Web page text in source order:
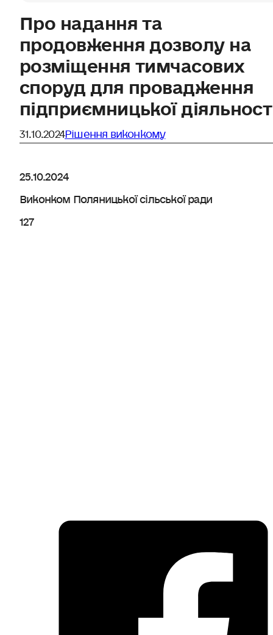
Про надання та
продовження дозволу на
розміщення тимчасових
споруд для провадження
підприємницької
31.10.2024Рішення виконкому
25.10.2024
Виконком Поляницької сільської ради
127